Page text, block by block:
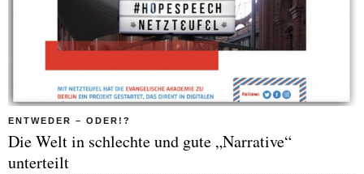
ENTWEDER – ODER!?
Die Welt in schlechte und gute „Narrative“
unterteilt